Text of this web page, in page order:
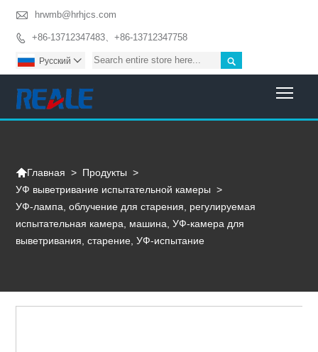
 hrwmb@hrhjcs.com
 +86-13712347483、+86-13712347758

Pусский 
Главная > Продукты >
УФ выветривание испытательной камеры >
УФ-лампа, облучение для старения, регулируемая
испытательная камера, машина, УФ-камера для
выветривания, старение, УФ-испытание